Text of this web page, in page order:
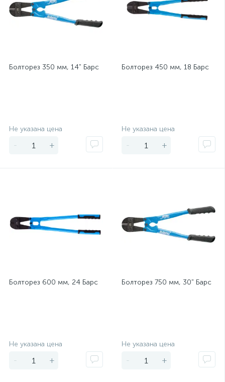
Болторез 350 мм, 14" Барс
Не указана цена
- +
Болторез 450 мм, 18 Барс
Не указана цена
- +
Болторез 600 мм, 24 Барс
Не указана цена
- +
Болторез 750 мм, 30" Барс
Не указана цена
- +